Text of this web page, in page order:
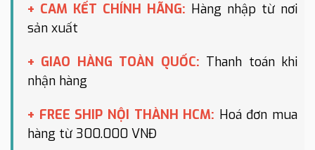
+ CAM KẾT CHÍNH HÃNG: Hàng nhập từ nơi
sản xuất
+ GIAO HÀNG TOÀN QUỐC: Thanh toán khi
nhận hàng
+ FREE SHIP NỘI THÀNH HCM: Hoá đơn mua
hàng từ 300.000 VNĐ